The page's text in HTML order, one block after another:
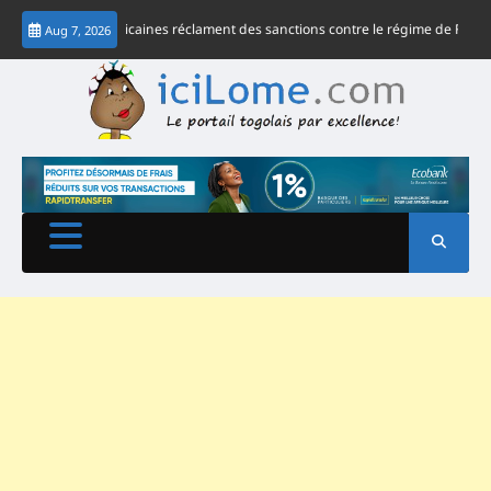
Skip
content
Aug 7, 2026
43 OSC africaines réclament des sanctions contre le régime de Faure